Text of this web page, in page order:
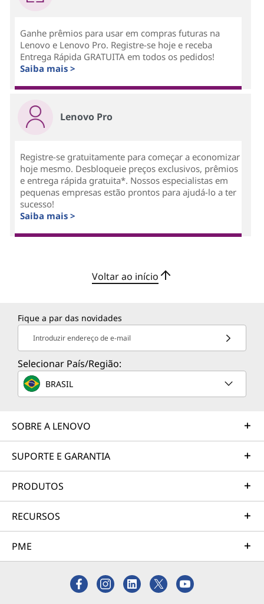
Ganhe prêmios para usar em compras futuras na
Lenovo e Lenovo Pro. Registre-se hoje e receba
Entrega Rápida GRATUITA em todos os pedidos!
Saiba mais >
Lenovo Pro
Registre-se gratuitamente para começar a economizar
hoje mesmo. Desbloqueie preços exclusivos, prêmios
e entrega rápida gratuita*. Nossos especialistas em
pequenas empresas estão prontos para ajudá-lo a ter
sucesso!
Saiba mais >
Voltar ao início
Fique a par das novidades
Introduzir endereço de e-mail
Selecionar País/Região:
BRASIL
SOBRE A LENOVO
SUPORTE E GARANTIA
PRODUTOS
RECURSOS
PME